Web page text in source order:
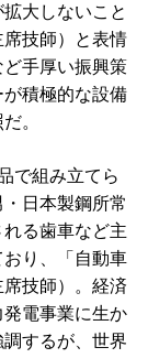
大しないこと
技師）と表情
手厚い振興策
積極的な設備
。
で組み立てら
日本製鋼所常
る歯車など主
り、「自動車
技師）。経済
電事業に生か
するが、世界